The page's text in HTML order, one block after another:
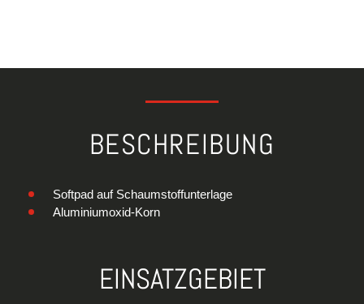
BESCHREIBUNG
Softpad auf Schaumstoffunterlage
Aluminiumoxid-Korn
EINSATZGEBIET